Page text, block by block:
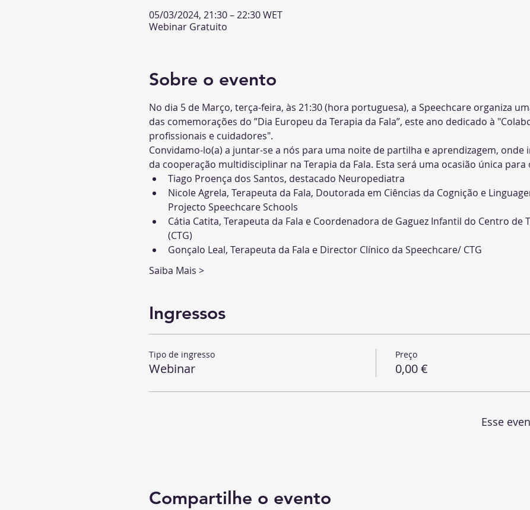
05/03/2024, 21:30 – 22:30 WET
Webinar Gratuito
Sobre o evento
No dia 5 de Março, terça-feira, às 21:30 (hora portuguesa), a Speechcare organiza
das comemorações do ”Dia Europeu da Terapia da Fala”, este ano dedicado à
profissionais e cuidadores".
Convidamo-lo(a) a juntar-se a nós para uma noite de partilha e aprendizagem,
da cooperação multidisciplinar na Terapia da Fala. Esta será uma ocasião única
Tiago Proença dos Santos, destacado Neuropediatra
Nicole Agrela, Terapeuta da Fala, Doutorada em Ciências da Cognição e
Projecto Speechcare Schools
Cátia Catita, Terapeuta da Fala e Coordenadora de Gaguez Infantil do Centro de
(CTG)
Gonçalo Leal, Terapeuta da Fala e Director Clínico da Speechcare/ CTG
Saiba Mais >
Ingressos
Tipo de ingresso
Webinar
Preço
0,00 €
Esse
Compartilhe o evento